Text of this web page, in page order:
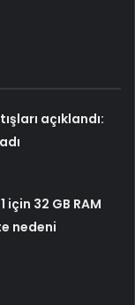
açıklandı:
32 GB RAM
nedeni